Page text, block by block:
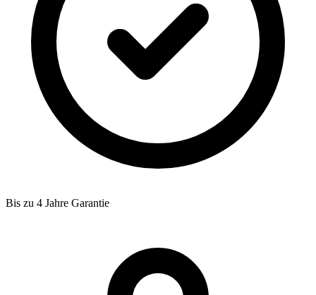
Bis zu 4 Jahre Garantie